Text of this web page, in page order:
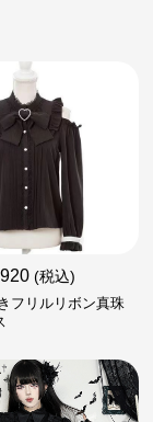
(税込)
フリルリボン真珠